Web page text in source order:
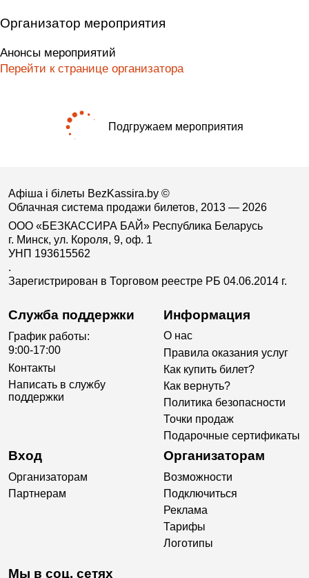
Организатор мероприятия
Анонсы мероприятий
Перейти к странице организатора
Подгружаем мероприятия
Афіша і білеты BezKassira.by ©
Облачная система продажи билетов, 2013 — 2026
ООО «БЕЗКАССИРА БАЙ» Республика Беларусь
г. Минск, ул. Короля, 9, оф. 1
УНП 193615562
.
Зарегистрирован в Торговом реестре РБ 04.06.2014 г.
Служба поддержки
График работы:
9:00-17:00
Контакты
Написать в службу
поддержки
Информация
О нас
Правила оказания услуг
Как купить билет?
Как вернуть?
Политика безопасности
Точки продаж
Подарочные сертификаты
Вход
Организаторам
Партнерам
Организаторам
Возможности
Подключиться
Реклама
Тарифы
Логотипы
Мы в соц. сетях